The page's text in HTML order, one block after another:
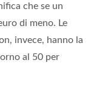
che se un
di meno. Le
invece, hanno la
al 50 per